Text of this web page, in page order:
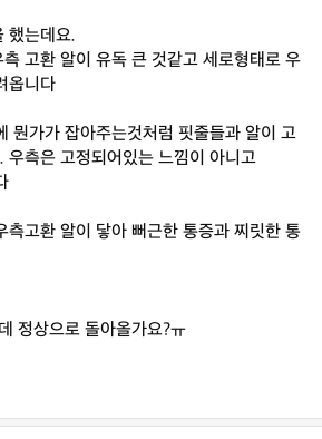
했는데요.
고환 알이 유독 큰 것같고 세로형태로 우
옵니다
뭔가가 잡아주는것처럼 핏줄들과 알이 고
우측은 고정되어있는 느낌이 아니고
측고환 알이 닿아 뻐근한 통증과 찌릿한 통
정상으로 돌아올가요?ㅠ